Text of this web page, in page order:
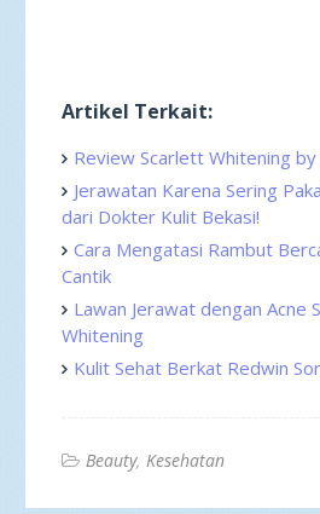
Artikel Terkait:
Review Scarlett Whitening
Jerawatan Karena Sering
dari Dokter Kulit Bekasi!
Cara Mengatasi Rambut
Cantik
Lawan Jerawat dengan Acne
Whitening
Kulit Sehat Berkat Redwin
Beauty Kesehatan